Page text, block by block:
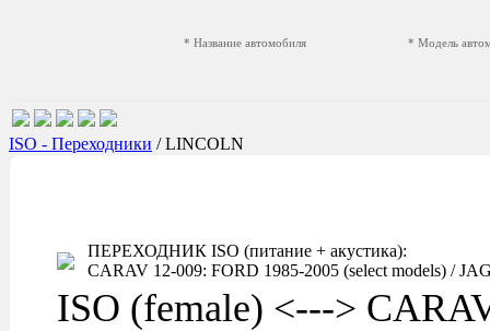
* Название автомобиля * Модель
ISO - Переходники / LINCOLN
ПЕРЕХОДНИК ISO (питание + акустика):
CARAV 12-009: FORD 1985-2005 (select models) /
ISO (female) <--->